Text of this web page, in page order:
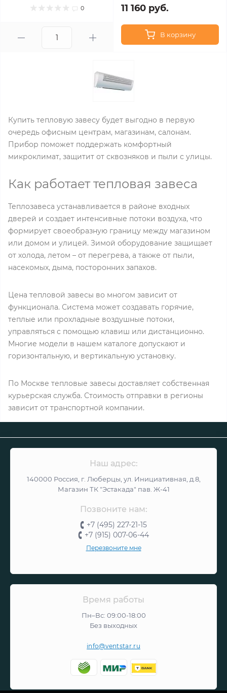
0 11 160 руб.
В корзину
Купить тепловую завесу будет выгодно в первую
очередь офисным центрам, магазинам, салонам.
Прибор поможет поддержать комфортный
микроклимат, защитит от сквозняков и пыли с улицы.
Как работает тепловая завеса
Теплозавеса устанавливается в районе входных
дверей и создает интенсивные потоки воздуха, что
формирует своеобразную границу между магазином
или домом и улицей. Зимой оборудование защищает
от холода, летом – от перегрева, а также от пыли,
насекомых, дыма, посторонних запахов.
Цена тепловой завесы во многом зависит от
функционала. Система может создавать горячие,
теплые или прохладные воздушные потоки,
управляться с помощью клавиш или дистанционно.
Многие модели в нашем каталоге допускают и
горизонтальную, и вертикальную установку.
По Москве тепловые завесы доставляет собственная
курьерская служба. Стоимость отправки в регионы
зависит от транспортной компании.
Наш адрес:
140000 Россия, г. Люберцы, ул. Инициативная, д.8,
Магазин ТК "Эстакада" пав. Ж-41
Позвоните нам:
+7 (495) 227-21-15
+7 (915) 007-06-44
Перезвоните мне
Время работы
Пн–Вс: 09:00-18:00
Без выходных
info@ventstar.ru